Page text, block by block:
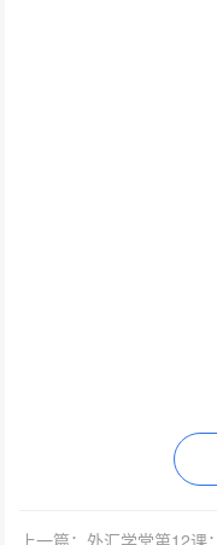
上一篇：外汇学堂第12